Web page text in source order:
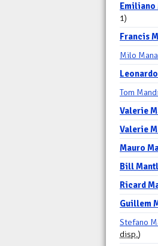
Emiliano
1)
Francis
Milo
Tom
Valerie
Valerie
Mauro
Bill
Ricard
Guillem
Stefano
disp.)